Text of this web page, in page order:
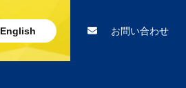
English お問い合わせ